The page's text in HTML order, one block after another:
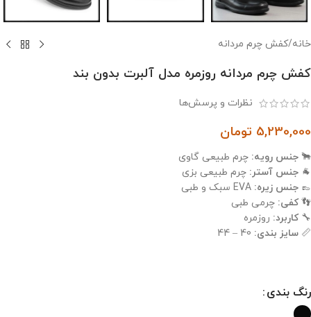
خانه/کفش چرم مردانه
کفش چرم مردانه روزمره مدل آلبرت بدون بند
نظرات و پرسش‌ها
5,230,000 تومان
🐂 جنس رویه: چرم طبیعی گاوی
🐐 جنس آستر: چرم طبیعی بزی
👞 جنس زیره:
👣کفی: چرمی طبی
🔧کاربرد: روزمره
📏 سایز بندی: 40 – 44
رنگ بندی